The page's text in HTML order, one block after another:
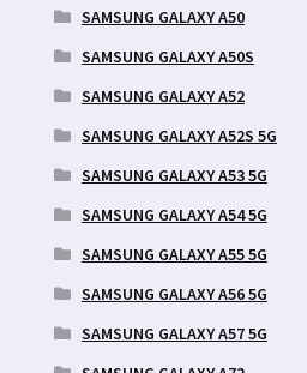
SAMSUNG GALAXY A50
SAMSUNG GALAXY A50S
SAMSUNG GALAXY A52
SAMSUNG GALAXY A52S 5G
SAMSUNG GALAXY A53 5G
SAMSUNG GALAXY A54 5G
SAMSUNG GALAXY A55 5G
SAMSUNG GALAXY A56 5G
SAMSUNG GALAXY A57 5G